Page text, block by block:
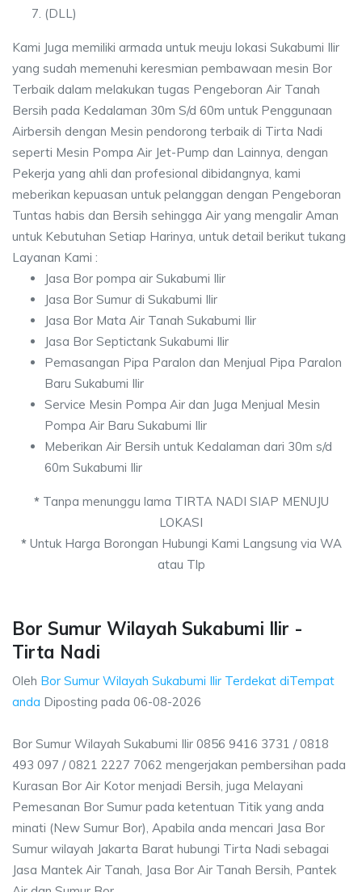
(DLL)
Kami Juga memiliki armada untuk meuju lokasi Sukabumi Ilir
yang sudah memenuhi keresmian pembawaan mesin Bor
Terbaik dalam melakukan tugas Pengeboran Air Tanah
Bersih pada Kedalaman 30m S/d 60m untuk Penggunaan
Airbersih dengan Mesin pendorong terbaik di Tirta Nadi
seperti Mesin Pompa Air Jet-Pump dan Lainnya, dengan
Pekerja yang ahli dan profesional dibidangnya, kami
meberikan kepuasan untuk pelanggan dengan Pengeboran
Tuntas habis dan Bersih sehingga Air yang mengalir Aman
untuk Kebutuhan Setiap Harinya, untuk detail berikut tukang
Layanan Kami :
Jasa Bor pompa air Sukabumi Ilir
Jasa Bor Sumur di Sukabumi Ilir
Jasa Bor Mata Air Tanah Sukabumi Ilir
Jasa Bor Septictank Sukabumi Ilir
Pemasangan Pipa Paralon dan Menjual Pipa Paralon
Baru Sukabumi Ilir
Service Mesin Pompa Air dan Juga Menjual Mesin
Pompa Air Baru Sukabumi Ilir
Meberikan Air Bersih untuk Kedalaman dari 30m s/d
60m Sukabumi Ilir
*Tanpa menunggu lama TIRTA NADI SIAP MENUJU
LOKASI
*Untuk Harga Borongan Hubungi Kami Langsung via WA
atau Tlp
Bor Sumur Wilayah Sukabumi Ilir -
Tirta Nadi
Oleh Bor Sumur Wilayah Sukabumi Ilir Terdekat diTempat
anda Diposting pada 06-08-2026
Bor Sumur Wilayah Sukabumi Ilir 0856 9416 3731 / 0818
493 097 / 0821 2227 7062 mengerjakan pembersihan pada
Kurasan Bor Air Kotor menjadi Bersih, juga Melayani
Pemesanan Bor Sumur pada ketentuan Titik yang anda
minati (New Sumur Bor), Apabila anda mencari Jasa Bor
Sumur wilayah Jakarta Barat hubungi Tirta Nadi sebagai
Jasa Mantek Air Tanah, Jasa Bor Air Tanah Bersih, Pantek